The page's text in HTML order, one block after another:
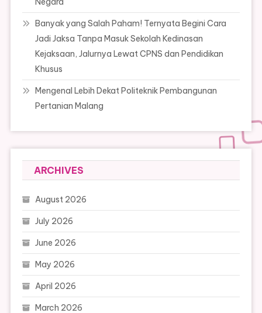
Banyak yang Salah Paham! Ternyata Begini Cara
Jadi Jaksa Tanpa Masuk Sekolah Kedinasan
Kejaksaan, Jalurnya Lewat CPNS dan Pendidikan
Khusus
Mengenal Lebih Dekat Politeknik Pembangunan
Pertanian Malang
ARCHIVES
August 2026
July 2026
June 2026
May 2026
April 2026
March 2026